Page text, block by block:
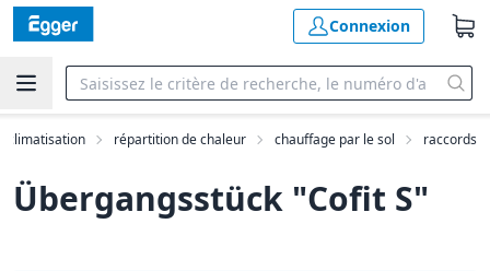
Connexion
climatisation répartition de chaleur chauffage par le sol raccords
Übergangsstück "Cofit S"